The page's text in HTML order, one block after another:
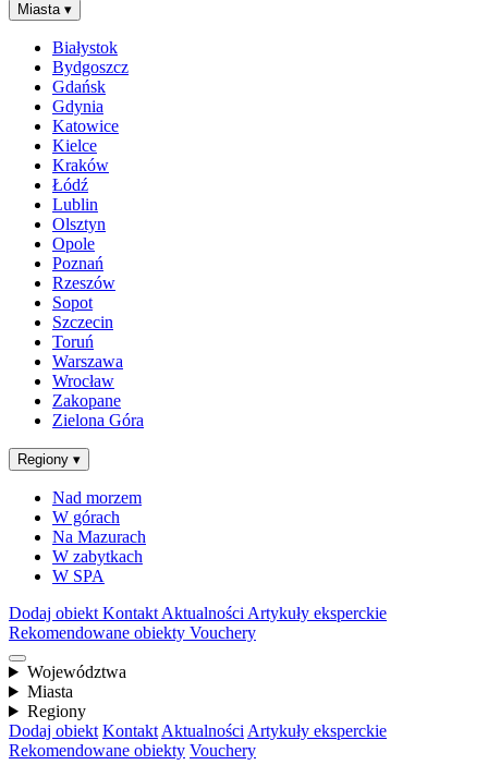
Miasta ▾
Białystok
Bydgoszcz
Gdańsk
Gdynia
Katowice
Kielce
Kraków
Łódź
Lublin
Olsztyn
Opole
Poznań
Rzeszów
Sopot
Szczecin
Toruń
Warszawa
Wrocław
Zakopane
Zielona Góra
Regiony ▾
Nad morzem
W górach
Na Mazurach
W zabytkach
W SPA
Dodaj obiekt Kontakt Aktualności Artykuły eksperckie
Rekomendowane obiekty Vouchery
Województwa
Miasta
Regiony
Dodaj obiekt Kontakt Aktualności Artykuły eksperckie
Rekomendowane obiekty Vouchery